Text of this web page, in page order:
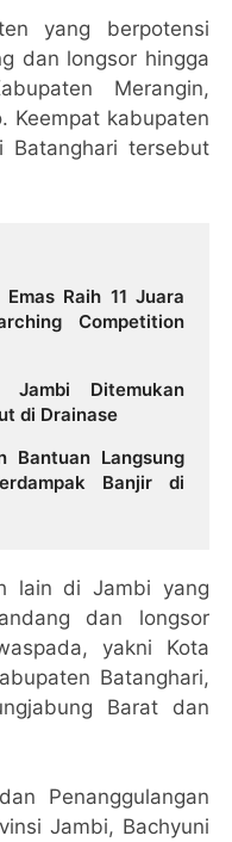
yang berpotensi
dan longsor hingga
Merangin,
Keempat kabupaten
tersebut
Raih 11 Juara
Competition
Ditemukan
di Drainase
Bantuan Langsung
Banjir di
lain di Jambi yang
dan longsor
yakni Kota
Batanghari,
Barat dan
Penanggulangan
Jambi, Bachyuni